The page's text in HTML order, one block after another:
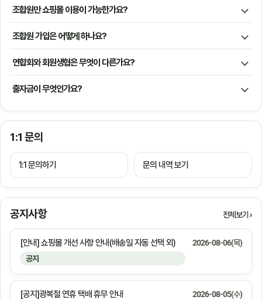
조합원만 쇼핑몰 이용이 가능한가요?
조합원 가입은 어떻게 하나요?
연합회와 회원생협은 무엇이 다른가요?
출자금이 무엇인가요?
1:1 문의
1:1 문의하기 문의 내역 보기
공지사항 전체보기
공지
[안내] 쇼핑몰 개선 사항 안내(배송일 자동 선택 외) 2026-08-06(목)
[공지]광복절 연휴 택배 휴무 안내 2026-08-05(수)